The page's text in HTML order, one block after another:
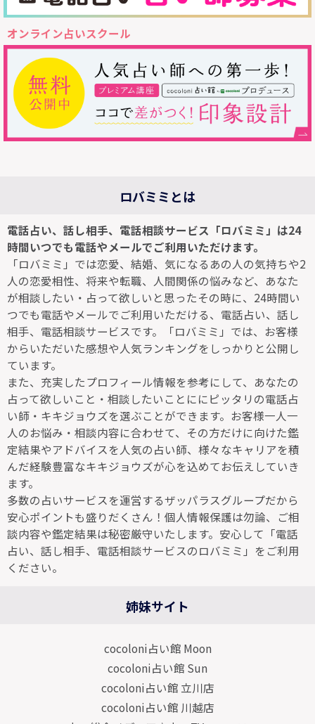
オンライン占いスクール
ロバミミとは
電話占い、話し相手、電話相談サービス「ロバミミ」は24
時間いつでも電話やメールでご利用いただけます。
「ロバミミ」では恋愛、結婚、気になるあの人の気持ちや2
人の恋愛相性、将来や転職、人間関係の悩みなど、あなた
が相談したい・占って欲しいと思ったその時に、24時間い
つでも電話やメールでご利用いただける、電話占い、話し
相手、電話相談サービスです。「ロバミミ」では、お客様
からいただいた感想や人気ランキングをしっかりと公開し
ています。
また、充実したプロフィール情報を参考にして、あなたの
占って欲しいこと・相談したいことににピッタリの電話占
い師・キキジョウズを選ぶことができます。お客様一人一
人のお悩み・相談内容に合わせて、その方だけに向けた鑑
定結果やアドバイスを人気の占い師、様々なキャリアを積
んだ経験豊富なキキジョウズが心を込めてお伝えしていき
ます。
多数の占いサービスを運営するザッパラスグループだから
安心ポイントも盛りだくさん！個人情報保護は勿論、ご相
談内容や鑑定結果は秘密厳守いたします。安心して「電話
占い、話し相手、電話相談サービスのロバミミ」をご利用
ください。
姉妹サイト
cocoloni占い館 Moon
cocoloni占い館 Sun
cocoloni占い館 立川店
cocoloni占い館 川越店